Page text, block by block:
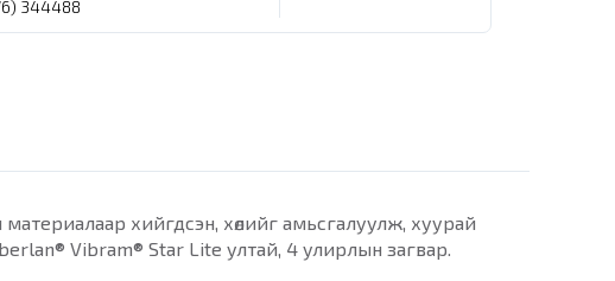
344488
хийгдсэн, хөлийг амьсгалуулж, хуурай
Vibram® Star Lite ултай, 4 улирлын загвар.